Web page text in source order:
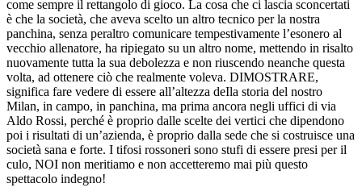
come sempre il rettangolo di gioco. La cosa che ci lascia sconcertati
è che la società, che aveva scelto un altro tecnico per la nostra
panchina, senza peraltro comunicare tempestivamente l’esonero al
vecchio allenatore, ha ripiegato su un altro nome, mettendo in risalto
nuovamente tutta la sua debolezza e non riuscendo neanche questa
volta, ad ottenere ciò che realmente voleva. DIMOSTRARE,
significa fare vedere di essere all’altezza deIla storia del nostro
Milan, in campo, in panchina, ma prima ancora negli uffici di via
Aldo Rossi, perché è proprio dalle scelte dei vertici che dipendono
poi i risultati di un’azienda, è proprio dalla sede che si costruisce una
società sana e forte. I tifosi rossoneri sono stufi di essere presi per il
culo, NOI non meritiamo e non accetteremo mai più questo
spettacolo indegno!